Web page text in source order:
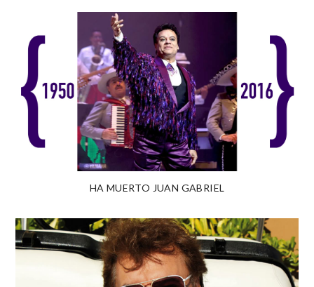
HA MUERTO JUAN GABRIEL